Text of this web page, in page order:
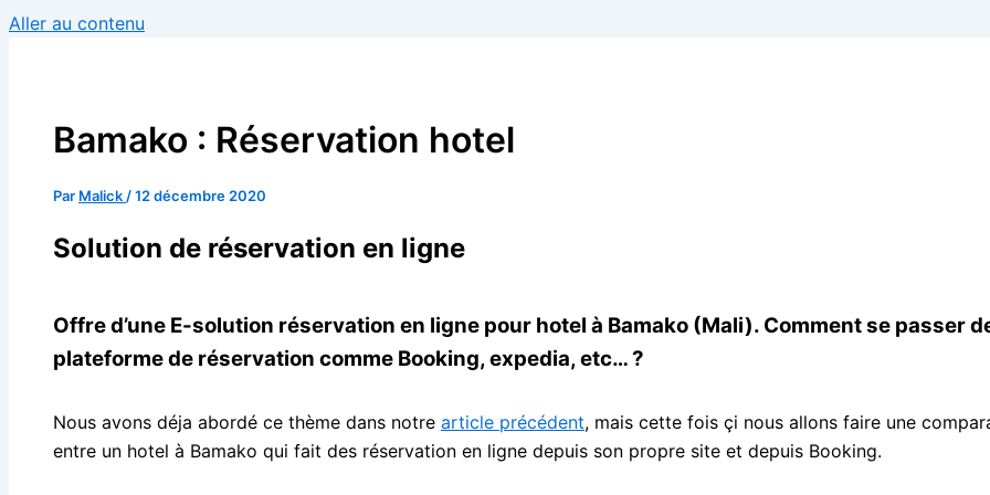
Aller au contenu
Bamako : Réservation hotel
Par Malick /12 décembre 2020
Solution de réservation en ligne
Offre d’une E-solution réservation en ligne pour hotel à Bamako (Mali). Comment se passer
plateforme de réservation comme Booking, expedia, etc… ?
Nous avons déja abordé ce thème dans notre article précédent, mais cette fois çi nous allons faire une
entre un hotel à Bamako qui fait des réservation en ligne depuis son propre site et depuis Booking.